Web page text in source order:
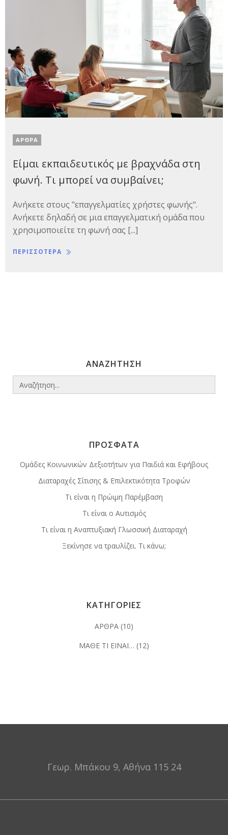
ΑΡΘΡΑ
Είμαι εκπαιδευτικός με βραχνάδα στη
φωνή. Τι μπορεί να συμβαίνει;
Ανήκετε στους "επαγγελματίες χρήστες φωνής".
Ανήκετε δηλαδή σε μια επαγγελματική ομάδα που
χρησιμοποιείτε τη φωνή σας [...]
ΠΕΡΙΣΣΟΤΕΡΑ
ΑΝΑΖΗΤΗΣΗ
Search
for:
ΠΡΟΣΦΑΤΑ
Ομάδες Κοινωνικών Δεξιοτήτων για Παιδιά και Εφήβους
Διαταραχές Σίτισης & Επιλεκτικότητα Τροφών
Τι είναι η Πρώιμη Παρέμβαση
Τι είναι ο Αυτισμός
Τι είναι η Αναπτυξιακή Γλωσσική Διαταραχή
Ξεκίνησε να τραυλίζει. Τι κάνω;
ΚΑΤΗΓΟΡΙΕΣ
ΑΡΘΡΑ (10)
ΜΑΘΕ ΤΙ ΕΙΝΑΙ… (12)
Γεωρ. Μπάκου 9, Αθήνα 115 24